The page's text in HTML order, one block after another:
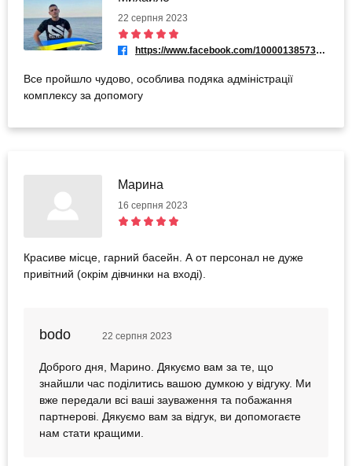
22 серпня 2023
https://www.facebook.com/100001385733295
Все пройшло чудово, особлива подяка адміністрації
комплексу за допомогу
Марина
16 серпня 2023
Красиве місце, гарний басейн. А от персонал не дуже
привітний (окрім дівчинки на вході).
bodo 22 серпня 2023
Доброго дня, Марино. Дякуємо вам за те, що
знайшли час поділитись вашою думкою у відгуку. Ми
вже передали всі ваші зауваження та побажання
партнерові. Дякуємо вам за відгук, ви допомогаєте
нам стати кращими.